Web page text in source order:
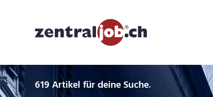
619Artikel für deine Suche.